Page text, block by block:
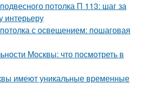
потолка П 113: шаг за
интерьеру
с освещением: пошаговая
Москвы: что посмотреть в
имеют уникальные временные